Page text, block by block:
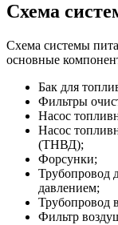
Схема
Схема системы
основные
Бак для
Фильтры
Насос
Насос
(ТНВД);
Форсунки;
Трубопровод
давлением;
Трубопровод
Фильтр